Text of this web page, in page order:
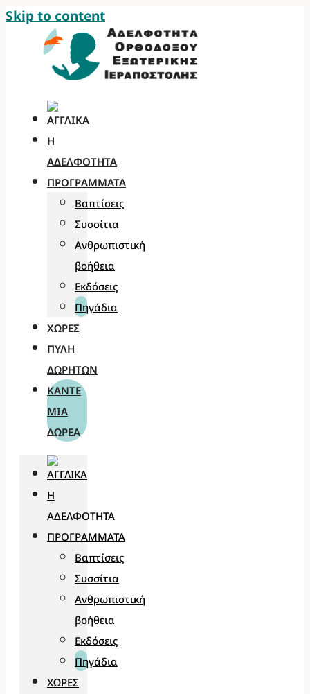
Skip to content
Η
ΑΔΕΛΦΌΤΗΤΑ
ΠΡΟΓΡΆΜΜΑΤΑ
Βαπτίσεις
Συσσίτια
Ανθρωπιστική
βοήθεια
Εκδόσεις
Πηγάδια
ΧΏΡΕΣ
ΠΎΛΗ
ΔΩΡΗΤΏΝ
ΚΆΝΤΕ
ΜΊΑ
ΔΩΡΕΆ
Η
ΑΔΕΛΦΌΤΗΤΑ
ΠΡΟΓΡΆΜΜΑΤΑ
Βαπτίσεις
Συσσίτια
Ανθρωπιστική
βοήθεια
Εκδόσεις
Πηγάδια
ΧΏΡΕΣ